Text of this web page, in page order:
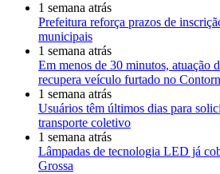
1 semana atrás
Prefeitura reforça prazos de
municipais
1 semana atrás
Em menos de 30 minutos, atuação
recupera veículo furtado no
1 semana atrás
Usuários têm últimos dias para
transporte coletivo
1 semana atrás
Lâmpadas de tecnologia LED já
Grossa